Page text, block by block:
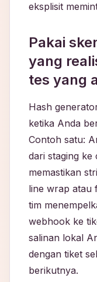
eksplisit
Pakai
yang
tes yang
Hash
ketika Anda
Contoh satu:
dari staging ke
memastikan
line wrap atau
tim
webhook ke
salinan lokal
dengan tiket
berikutnya.